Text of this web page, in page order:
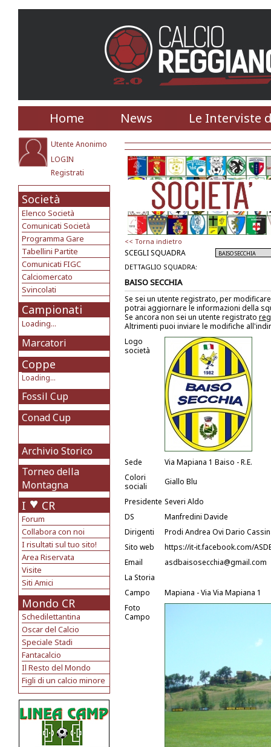
Home News Le Interviste
Utente Anonimo
LOGIN
Registrati
Società
Elenco Società
Comunicati Società
Programma Gare
Tabellini Partite
Comunicati FIGC
Calciomercato
Svincolati
Campionati
Loading...
Marcatori
Coppe
Loading...
Fossil Cup
Conad Cup
Archivio Storico
Torneo della
Montagna
I CR
Forum
Collabora con noi
I risultati sul tuo sito!
Area Riservata
Visite
Siti Amici
Mondo CR
Schedilettantina
Oscar del Calcio
Speciale Stadi
Fantacalcio
Il Resto del Mondo
Figli di un calcio minore
<< Torna indietro
SCEGLI SQUADRA
DETTAGLIO SQUADRA:
BAISO SECCHIA
Se sei un utente registrato, per
potrai aggiornare le informazioni della
Se ancora non sei un utente registrato
Altrimenti puoi inviare le modifiche
Logo
società
Sede
Via Mapiana 1 Baiso - R.E.
Colori
sociali
Giallo Blu
Presidente Severi Aldo
DS
Manfredini Davide
Dirigenti
Prodi Andrea Ovi Dario
Sito web
https://it-it.facebook.com/
Email
asdbaisosecchia@gmail.com
La Storia
Campo
Mapiana - Via Via Mapiana 1
Foto
Campo